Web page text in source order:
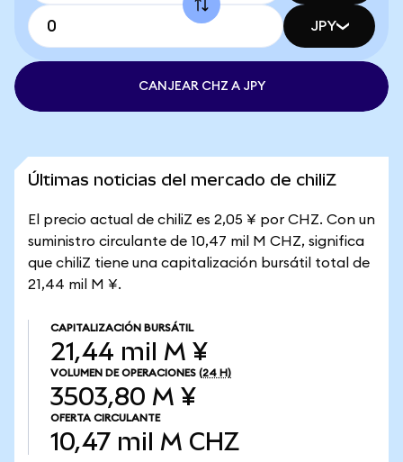
JPY
CANJEAR CHZ A JPY
Últimas noticias del mercado de chiliZ
El precio actual de chiliZ es 2,05 ¥ por CHZ. Con un
suministro circulante de 10,47 mil M CHZ, significa
que chiliZ tiene una capitalización bursátil total de
21,44 mil M ¥.
CAPITALIZACIÓN BURSÁTIL
21,44 mil M ¥
VOLUMEN DE OPERACIONES (24 H)
3503,80 M ¥
OFERTA CIRCULANTE
10,47 mil M CHZ